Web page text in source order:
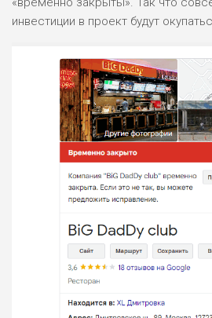
инвестиции в проект будут